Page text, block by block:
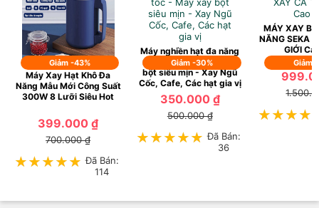
Giảm -43%
Máy Xay Hạt Khô Đa
Năng Mẫu Mới Công Suất
300W 8 Lưỡi Siêu Hot
399.000 ₫
700.000 ₫
★★★★★
★★★★★ Đã Bán:
114
Giảm -30%
Máy nghiền hạt đa năng
mini siêu tốc - Máy xay
bột siêu mịn - Xay Ngũ
Cốc, Cafe, Các hạt gia vị
350.000 ₫
500.000 ₫
★★★★★
★★★★★ Đã Bán:
36
Giảm
MÁY XAY
NĂNG SEKA
GIỚI